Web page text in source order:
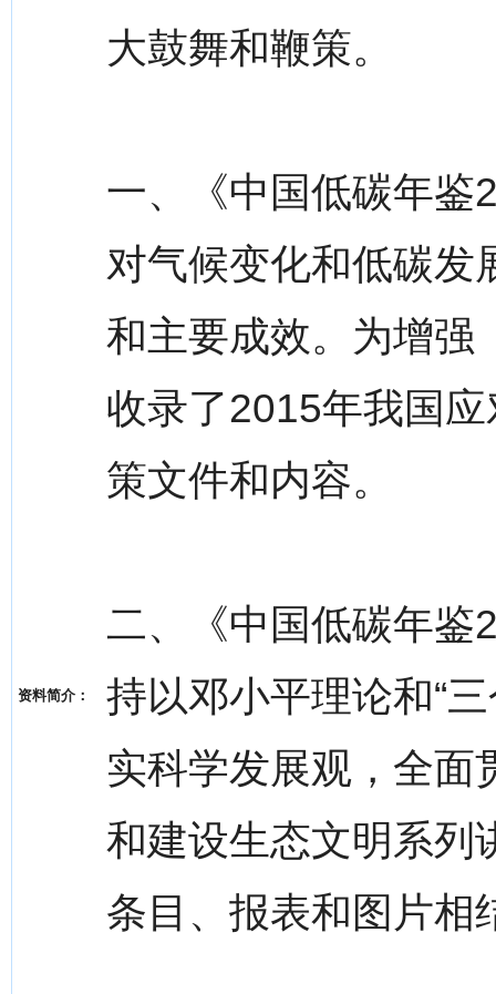
资料简介：
大鼓舞和鞭策。
一、《中国低碳年鉴
对气候变化和低碳发
和主要成效。为增强
收录了2015年我国
策文件和内容。
二、《中国低碳年鉴
持以邓小平理论和“
实科学发展观，全面
和建设生态文明系列
条目、报表和图片相